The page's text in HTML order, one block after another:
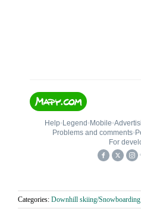
Categories: Downhill skiing/Snowboarding